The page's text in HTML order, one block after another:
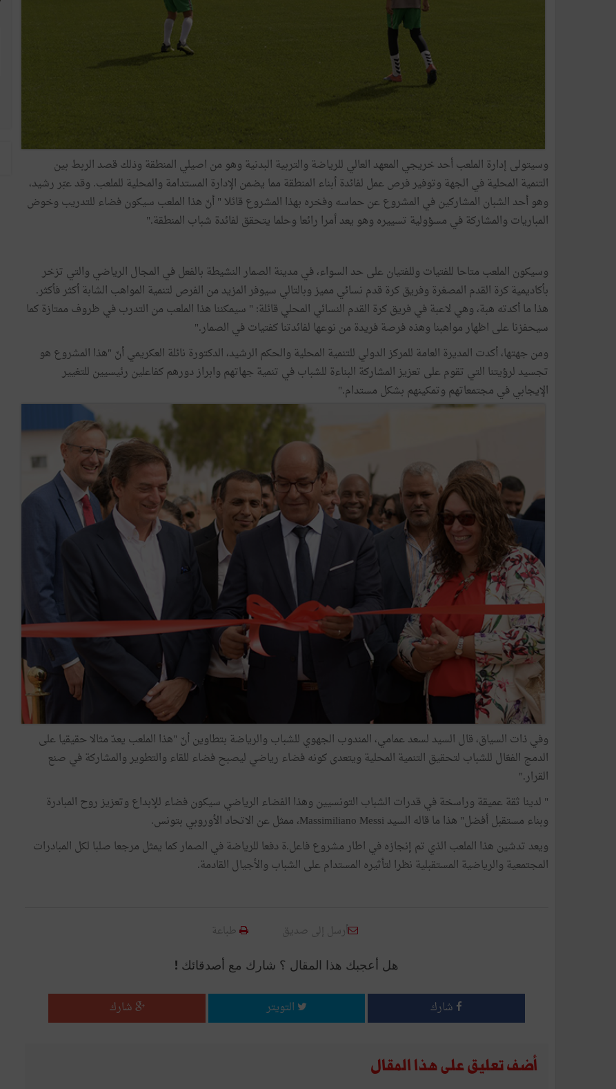
وسيتولى إدارة الملعب أحد خريجي المعهد العالي للرياضة والتربية البدنية وهو من اصيلي المنطقة وذلك قصد الربط بين
التنمية المحلية في الجهة وتوفير فرص عمل لفائدة أبناء المنطقة مما يضمن الإدارة المستدامة والمحلية للملعب. وقد عبّر رشيد،
وهو أحد الشبان المشاركين في المشروع عن حماسه وفخره بهذا المشروع قائلا " أنّ هذا الملعب سيكون فضاء للتدريب وخوض
المباريات والمشاركة في مسؤولية تسييره وهو يعد أمرا رائعا وحلما يتحقق لفائدة شباب المنطقة."
وسيكون الملعب متاحا للفتيات وللفتيان على حد السواء، في مدينة الصمار النشيطة بالفعل في المجال الرياضي والتي تزخر
بأكاديمية كرة القدم المصغرة وفريق كرة قدم نسائي مميز وبالتالي سيوفر المزيد من الفرص لتنمية المواهب الشابة أكثر فأكثر.
هذا ما أكدته هبة، وهي لاعبة في فريق كرة القدم النسائي المحلي قائلة: " سيمكننا هذا الملعب من التدرب في ظروف ممتازة كما
سيحفزنا على اظهار مواهبنا وهذه فرصة فريدة من نوعها لفائدتنا كفتيات في الصمار."
ومن جهتها، أكدت المديرة العامة للمركز الدولي للتنمية المحلية والحكم الرشيد، الدكتورة نائلة العكريمي أنّ "هذا المشروع هو
تجسيد لرؤيتنا التي تقوم على تعزيز المشاركة البناءة للشباب في تنمية جهاتهم وابراز دورهم كفاعلين رئيسيين للتغيير
الإيجابي في مجتمعاتهم وتمكينهم بشكل مستدام."
وفي ذات السياق، قال السيد لسعد عمامي، المندوب الجهوي للشباب والرياضة بتطاوين أنّ "هذا الملعب يعدّ مثالا حقيقيا على
الدمج الفعّال للشباب لتحقيق التنمية المحلية ويتعدى كونه فضاء رياضي ليصبح فضاء للقاء والتطوير والمشاركة في صنع
القرار."
" لدينا ثقة عميقة وراسخة في قدرات الشباب التونسيين وهذا الفضاء الرياضي سيكون فضاء للإبداع وتعزيز روح المبادرة
وبناء مستقبل أفضل" هذا ما قاله السيد Massimiliano Messi، ممثل عن الاتحاد الأوروبي بتونس.
ويعد تدشين هذا الملعب الذي تم إنجازه في اطار مشروع فاعل.ة دفعا للرياضة في الصمار كما يمثل مرجعا صلبا لكل المبادرات
المجتمعية والرياضية المستقبلية نظرا لتأثيره المستدام على الشباب والأجيال القادمة.
أرسل إلى صديق طباعة
هل أعجبك هذا المقال ؟ شارك مع أصدقائك !
شارك التويتر شارك
أضف تعليق على هذا المقال